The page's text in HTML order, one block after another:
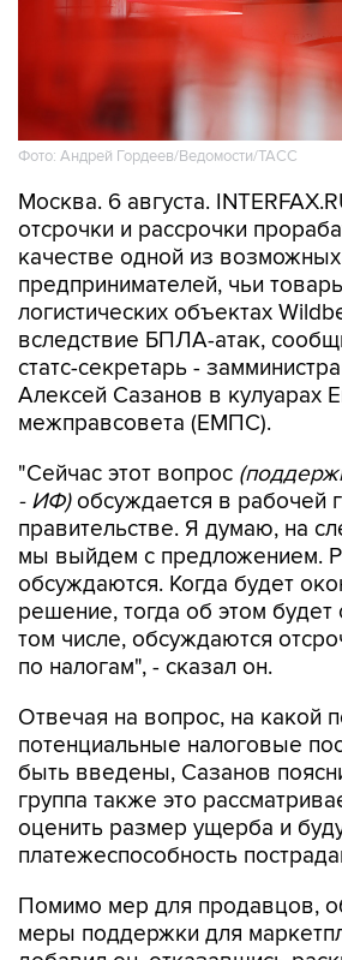
Фото: Андрей Гордеев/Ведомости/ТАСС
Москва. 6 августа.
отсрочки и рассрочки
качестве одной из
предпринимателей, чьи
логистических объектах
вследствие БПЛА-атак,
статс-секретарь -
Алексей Сазанов в кулуарах
межправсовета (ЕМПС).
"Сейчас этот вопрос
- ИФ)обсуждается в рабочей
правительстве. Я думаю, на
мы выйдем с предложением.
обсуждаются. Когда будет
решение, тогда об этом будет
том числе, обсуждаются
по налогам", - сказал он.
Отвечая на вопрос, на какой
потенциальные налоговые
быть введены, Сазанов
группа также это
оценить размер ущерба и
платежеспособность
Помимо мер для продавцов,
меры поддержки для